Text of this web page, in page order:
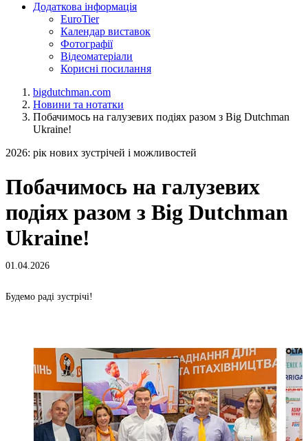
Додаткова інформація
EuroTier
Календар виставок
Фотографії
Відеоматеріали
Корисні посилання
bigdutchman.com
Новини та нотатки
Побачимось на галузевих подіях разом з Big Dutchman
Ukraine!
2026: рік нових зустрічей і можливостей
Побачимось на галузевих
подіях разом з Big Dutchman
Ukraine!
01.04.2026
Будемо раді зустрічі!